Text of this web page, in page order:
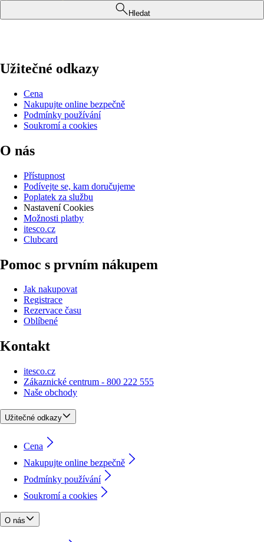
Hledat
Užitečné odkazy
Cena
Nakupujte online bezpečně
Podmínky používání
Soukromí a cookies
O nás
Přístupnost
Podívejte se, kam doručujeme
Poplatek za službu
Nastavení Cookies
Možnosti platby
itesco.cz
Clubcard
Pomoc s prvním nákupem
Jak nakupovat
Registrace
Rezervace času
Oblíbené
Kontakt
itesco.cz
Zákaznické centrum - 800 222 555
Naše obchody
Užitečné odkazy
Cena
Nakupujte online bezpečně
Podmínky používání
Soukromí a cookies
O nás